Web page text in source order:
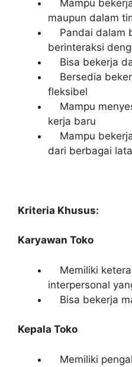
Mampu
maupun dalam
Pandai dalam
berinteraksi
Bisa bekerja
Bersedia
fleksibel
Mampu
kerja baru
Mampu
dari berbagai
Kriteria Khusus:
Karyawan Toko
Memiliki
interpersonal
Bisa bekerja
Kepala Toko
Memiliki